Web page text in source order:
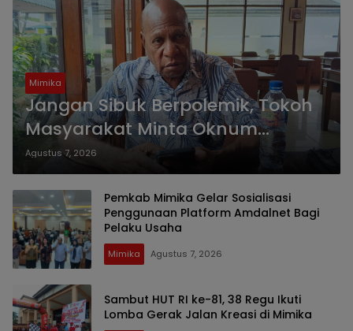
Mimika
Jangan Sibuk Berpolemik, Tokoh
Masyarakat Minta Oknum
Anggota DPR PT Tunjukkan
Kinerja Nyata
Agustus 7, 2026
Pemkab Mimika Gelar Sosialisasi
Penggunaan Platform Amdalnet Bagi
Pelaku Usaha
Mimika Agustus 7, 2026
Sambut HUT RI ke-81, 38 Regu Ikuti
Lomba Gerak Jalan Kreasi di Mimika